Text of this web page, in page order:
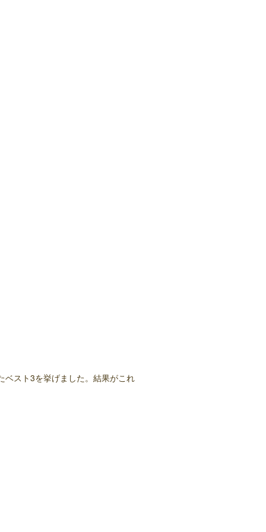
ベスト3を挙げました。結果がこれ